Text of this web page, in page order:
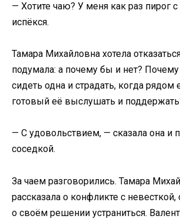
— Хотите чаю? У меня как раз пирог
испёкся.
Тамара Михайловна хотела
подумала: а почему бы и нет?
сидеть одна и страдать, когда рядом
готовый её выслушать и
— С удовольствием, — сказала она и
соседкой.
За чаем разговорились. Тамара
рассказала о конфликте с
о своём решении устраниться.